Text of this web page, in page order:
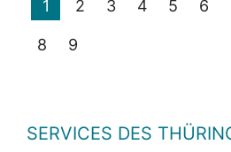
1 2 3 4 5 6
8 9
SERVICES DES